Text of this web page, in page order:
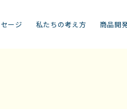
ージ 私たちの考え方 商品開